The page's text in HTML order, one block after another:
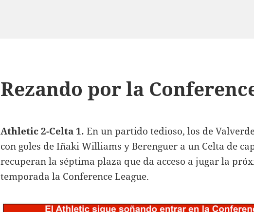
Rezando por la
Athletic 2-Celta 1. En un partido tedioso, los de
con goles de Iñaki Williams y Berenguer a un Celta de
recuperan la séptima plaza que da acceso a jugar la
temporada la Conference League.